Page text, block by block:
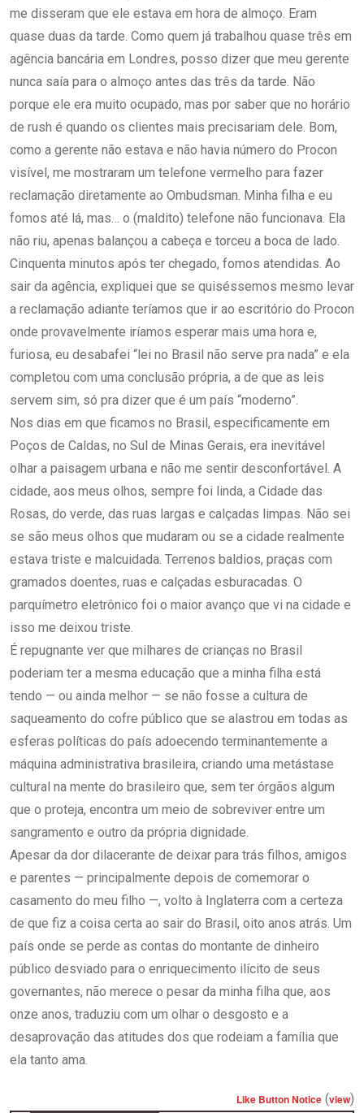
me disseram que ele estava em hora de almoço. Eram
quase duas da tarde. Como quem já trabalhou quase três em
agência bancária em Londres, posso dizer que meu gerente
nunca saía para o almoço antes das três da tarde. Não
porque ele era muito ocupado, mas por saber que no horário
de rush é quando os clientes mais precisariam dele. Bom,
como a gerente não estava e não havia número do Procon
visível, me mostraram um telefone vermelho para fazer
reclamação diretamente ao Ombudsman. Minha filha e eu
fomos até lá, mas… o (maldito) telefone não funcionava. Ela
não riu, apenas balançou a cabeça e torceu a boca de lado.
Cinquenta minutos após ter chegado, fomos atendidas. Ao
sair da agência, expliquei que se quiséssemos mesmo levar
a reclamação adiante teríamos que ir ao escritório do Procon
onde provavelmente iríamos esperar mais uma hora e,
furiosa, eu desabafei “lei no Brasil não serve pra nada” e ela
completou com uma conclusão própria, a de que as leis
servem sim, só pra dizer que é um país “moderno”.
Nos dias em que ficamos no Brasil, especificamente em
Poços de Caldas, no Sul de Minas Gerais, era inevitável
olhar a paisagem urbana e não me sentir desconfortável. A
cidade, aos meus olhos, sempre foi linda, a Cidade das
Rosas, do verde, das ruas largas e calçadas limpas. Não sei
se são meus olhos que mudaram ou se a cidade realmente
estava triste e malcuidada. Terrenos baldios, praças com
gramados doentes, ruas e calçadas esburacadas. O
parquímetro eletrônico foi o maior avanço que vi na cidade e
isso me deixou triste.
É repugnante ver que milhares de crianças no Brasil
poderiam ter a mesma educação que a minha filha está
tendo — ou ainda melhor — se não fosse a cultura de
saqueamento do cofre público que se alastrou em todas as
esferas políticas do país adoecendo terminantemente a
máquina administrativa brasileira, criando uma metástase
cultural na mente do brasileiro que, sem ter órgãos algum
que o proteja, encontra um meio de sobreviver entre um
sangramento e outro da própria dignidade.
Apesar da dor dilacerante de deixar para trás filhos, amigos
e parentes — principalmente depois de comemorar o
casamento do meu filho —, volto à Inglaterra com a certeza
de que fiz a coisa certa ao sair do Brasil, oito anos atrás. Um
país onde se perde as contas do montante de dinheiro
público desviado para o enriquecimento ilícito de seus
governantes, não merece o pesar da minha filha que, aos
onze anos, traduziu com um olhar o desgosto e a
desaprovação das atitudes dos que rodeiam a família que
ela tanto ama.
Like Button Notice (view)